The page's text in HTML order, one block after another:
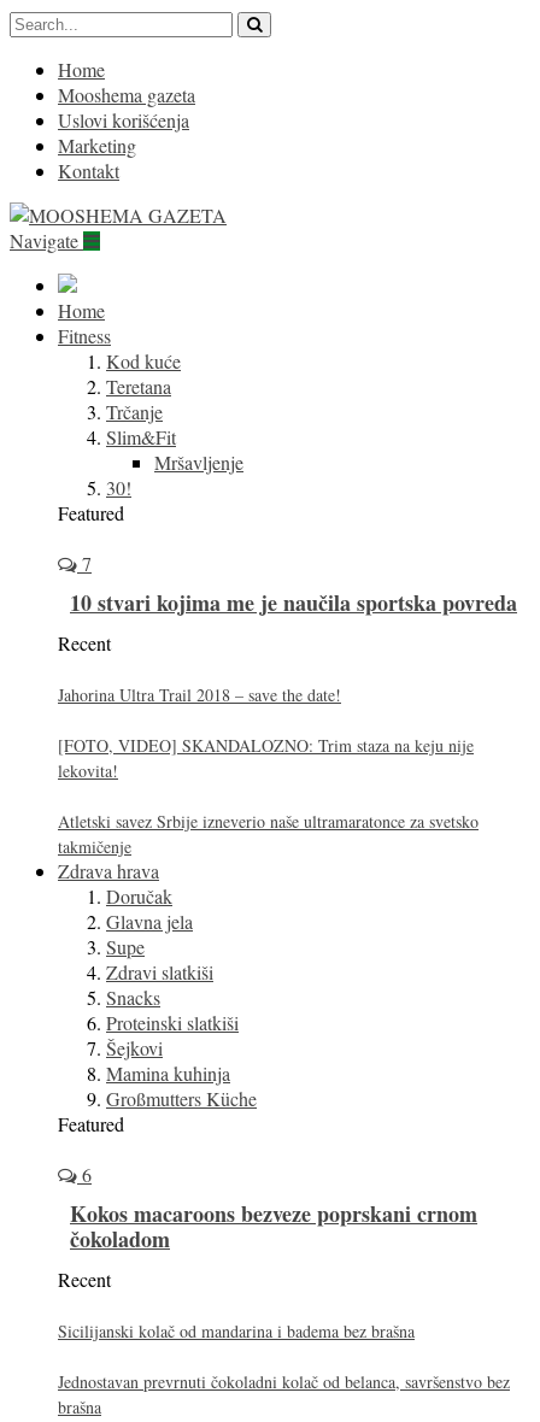
Home
Mooshema gazeta
Uslovi korišćenja
Marketing
Kontakt
Navigate
Home
Fitness
Kod kuće
Teretana
Trčanje
Slim&Fit
Mršavljenje
30!
Featured
7
10 stvari kojima me je naučila sportska povreda
Recent
Jahorina Ultra Trail 2018 – save the date!
[FOTO, VIDEO] SKANDALOZNO: Trim staza na keju nije
lekovita!
Atletski savez Srbije izneverio naše ultramaratonce za svetsko
takmičenje
Zdrava hrava
Doručak
Glavna jela
Supe
Zdravi slatkiši
Snacks
Proteinski slatkiši
Šejkovi
Mamina kuhinja
Großmutters Küche
Featured
6
Kokos macaroons bezveze poprskani crnom
čokoladom
Recent
Sicilijanski kolač od mandarina i badema bez brašna
Jednostavan prevrnuti čokoladni kolač od belanca, savršenstvo bez
brašna